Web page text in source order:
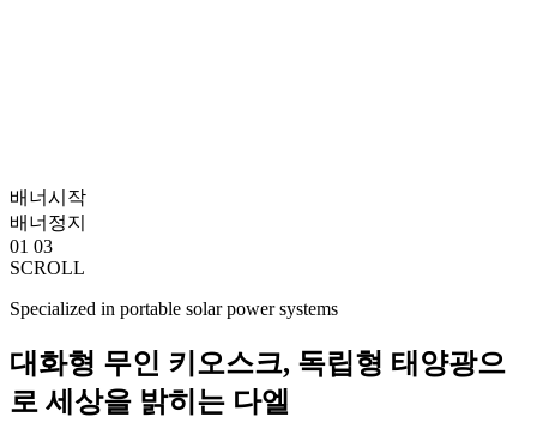
배너시작
배너정지
01 03
SCROLL
Specialized in portable solar power systems
대화형 무인 키오스크, 독립형 태양광으
로 세상을 밝히는 다엘